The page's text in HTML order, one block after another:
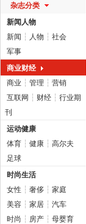
杂志分类
新闻人物
新闻 ┆ 人物 ┆ 社会
军事
商业财经
商业 ┆ 管理 ┆ 营销
互联网 ┆ 财经 ┆ 行业期
刊
运动健康
体育 ┆ 健康 ┆ 高尔夫
足球
时尚生活
女性 ┆ 奢侈 ┆ 家庭
美容 ┆ 家居 ┆ 汽车
时尚 ┆ 房产 ┆ 母婴育